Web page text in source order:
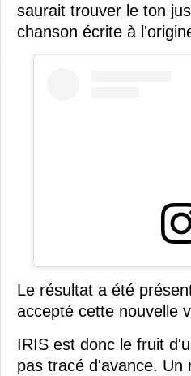
saurait trouver le ton
chanson écrite à
Le résultat a été
accepté cette nouvelle
IRIS est donc le fruit
pas tracé d'avance. Un